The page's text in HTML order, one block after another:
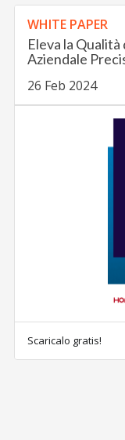
WHITE PAPER
Eleva la
Aziendale
26 Feb 2024
Scaricalo gratis!